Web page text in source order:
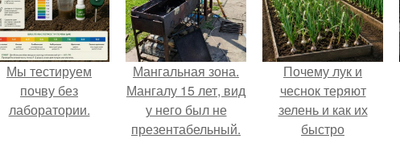
Мы тестируем
почву без
лаборатории.
Мангальная зона.
Мангалу 15 лет, вид
у него был не
презентабельный.
Почему лук и
чеснок теряют
зелень и как их
быстро